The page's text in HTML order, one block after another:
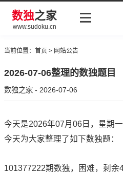
数独之家
www.sudoku.cn
当前位置： 首页 > 网站公告
2026-07-06整理的数独题目
数独之家 - 2026-07-06
今天是2026年07月06日，星期
今天为大家整理了如下数独题：
101377222期数独，困难，剩余